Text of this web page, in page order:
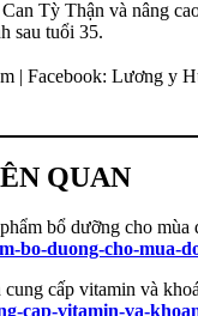
Tỳ Thận và nâng
sau tuổi 35.
| Facebook: Lương y
QUAN
bổ dưỡng cho mùa
bo-duong-cho-mua-
cấp vitamin và
cap-vitamin-va-